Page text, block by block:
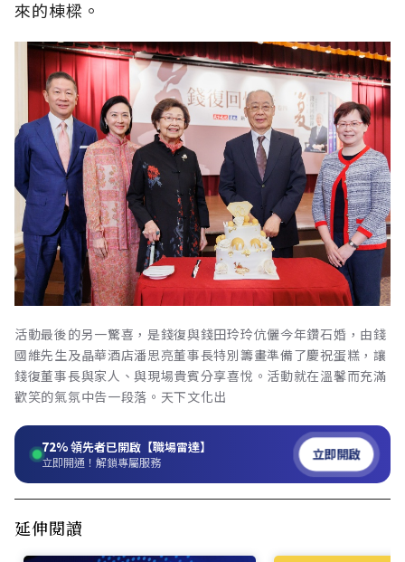
來的棟樑。
活動最後的另一驚喜，是錢復與錢田玲玲伉儷今年鑽石婚，由錢
國維先生及晶華酒店潘思亮董事長特別籌畫準備了慶祝蛋糕，讓
錢復董事長與家人、與現場貴賓分享喜悅。活動就在溫馨而充滿
歡笑的氣氛中告一段落。天下文化出
72%領先者已開啟【職場雷達】
立即開通！解鎖專屬服務 立即開啟
延伸閱讀